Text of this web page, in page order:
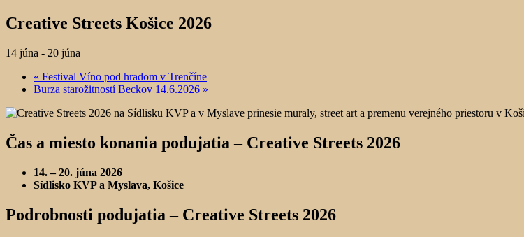
Creative Streets Košice 2026
14 júna - 20 júna
« Festival Víno pod hradom v Trenčíne
Burza starožitností Beckov 14.6.2026 »
Čas a miesto konania podujatia – Creative Streets 2026
14. – 20. júna 2026
Sídlisko KVP a Myslava, Košice
Podrobnosti podujatia – Creative Streets 2026